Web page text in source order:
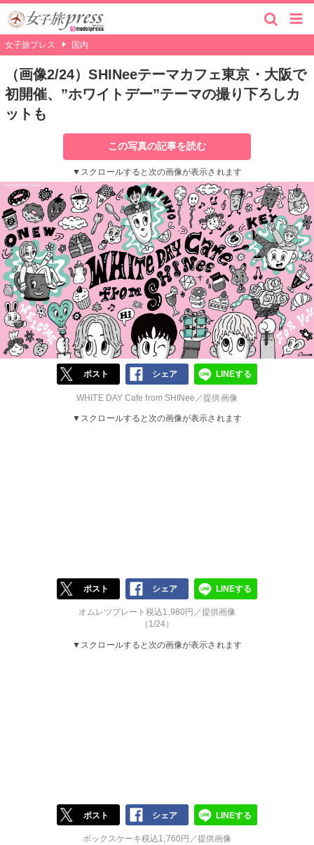
女子旅プレス 国内
（画像2/24）SHINeeテーマカフェ東京・大阪で
初開催、”ホワイトデー”テーマの撮り下ろしカ
ットも
この写真の記事を読む
▼スクロールすると次の画像が表示されます
ポスト シェア LINEする
WHITE DAY Cafe from SHINee／提供画像
▼スクロールすると次の画像が表示されます
ポスト シェア LINEする
オムレツプレート税込1,980円／提供画像
（1/24）
▼スクロールすると次の画像が表示されます
ポスト シェア LINEする
ボックスケーキ税込1,760円／提供画像